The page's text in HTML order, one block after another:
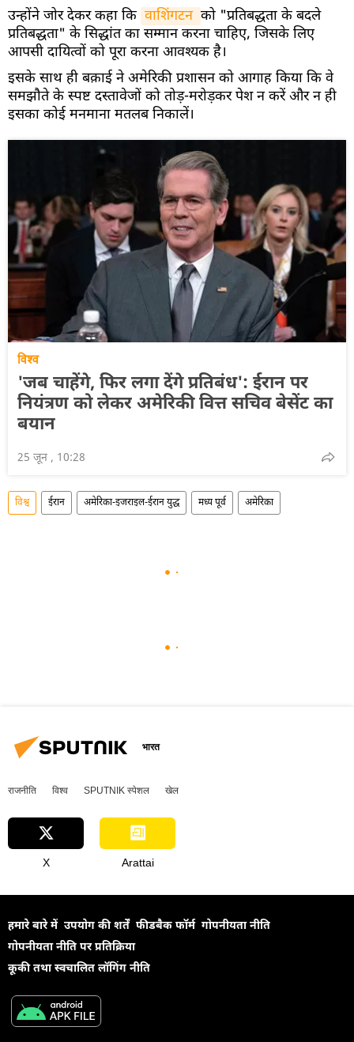
उन्होंने जोर देकर कहा कि वाशिंगटन को "प्रतिबद्धता के बदले
प्रतिबद्धता" के सिद्धांत का सम्मान करना चाहिए, जिसके लिए
आपसी दायित्वों को पूरा करना आवश्यक है।
इसके साथ ही बक़ाई ने अमेरिकी प्रशासन को आगाह किया कि वे
समझौते के स्पष्ट दस्तावेजों को तोड़-मरोड़कर पेश न करें और न ही
इसका कोई मनमाना मतलब निकालें।
विश्व
'जब चाहेंगे, फिर लगा देंगे प्रतिबंध': ईरान पर
नियंत्रण को लेकर अमेरिकी वित्त सचिव बेसेंट का
बयान
25 जून , 10:28
विश्व ईरान अमेरिका-इजराइल-ईरान युद्ध मध्य पूर्व अमेरिका
भारत
राजनीति विश्व SPUTNIK स्पेशल खेल
X Arattai
हमारे बारे में उपयोग की शर्तें फीडबैक फॉर्म गोपनीयता नीति
गोपनीयता नीति पर प्रतिक्रिया
कूकी तथा स्वचालित लॉगिंग नीति